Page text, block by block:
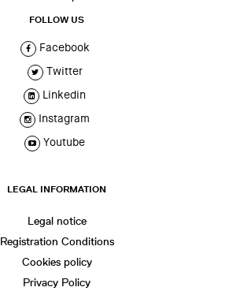
FOLLOW US
Facebook
Twitter
Linkedin
Instagram
Youtube
LEGAL INFORMATION
Legal notice
Registration Conditions
Cookies policy
Privacy Policy